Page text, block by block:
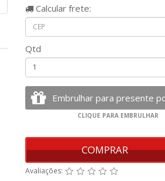
Calcular frete:
Qtd
COMPRAR
Avaliações: